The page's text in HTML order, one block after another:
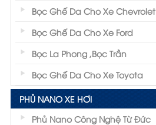
Bọc Ghế Da Cho Xe Chevrolet
Bọc Ghế Da Cho Xe Ford
Bọc La Phong ,Bọc Trần
Bọc Ghế Da Cho Xe Toyota
PHỦ NANO XE HƠI
Phủ Nano Công Nghệ Từ Đức